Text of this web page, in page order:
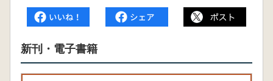
新刊・電子書籍